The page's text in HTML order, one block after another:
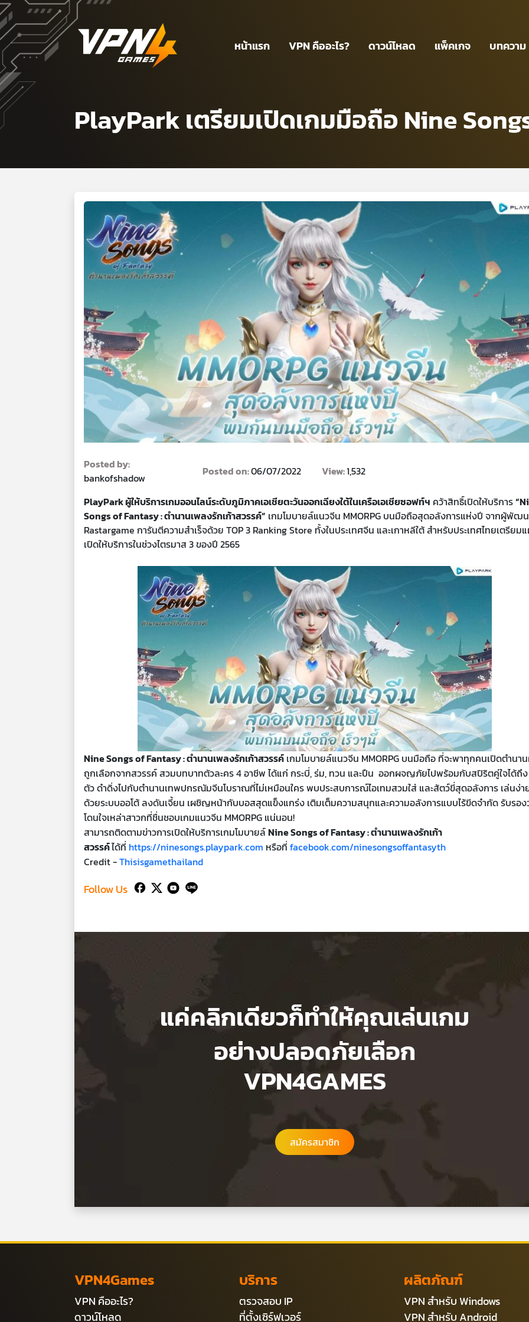
หน้าแรก VPN คืออะไร? ดาวน์โหลด แพ็คเกจ บทความ
PlayPark เตรียมเปิดเกมมือถือ Nine
Posted by:
bankofshadow
Posted on:06/07/2022 View:1,532
PlayPark ผู้ให้บริการเกมออนไลน์ระดับภูมิภาคเอเชียตะวันออกเฉียงใต้ในเครือเอเชียซอฟท์ฯ คว้าสิทธิ์เปิดให้บริการ
Songs of Fantasy : ตำนานเพลงรักเก้าสวรรค์” เกมโมบายล์แนวจีน MMORPG บนมือถือสุดอลังการแห่งปี จากผู้พัฒ
Rastargame การันตีความสำเร็จด้วย TOP 3 Ranking Store ทั้งในประเทศจีน และเกาหลีใต้ สำหรับประเทศไทยเตรียม
เปิดให้บริการในช่วงไตรมาส 3 ของปี 2565
Nine Songs of Fantasy : ตำนานเพลงรักเก้าสวรรค์ เกมโมบายล์แนวจีน MMORPG บนมือถือ ที่จะพาทุกคนเปิดตำนา
ถูกเลือกจากสวรรค์ สวมบทบาทตัวละคร 4 อาชีพ ได้แก่ กระบี่, ร่ม, ทวน และปืน ออกผจญภัยไปพร้อมกับสปิริตคู่ใจได้ถึ
ตัว ดำดิ่งไปกับตำนานเทพปกรณัมจีนโบราณที่ไม่เหมือนใคร พบประสบการณ์ไอเทมสวมใส่ และสัตว์ขี่สุดอลังการ เล่นง่า
ด้วยระบบออโต้ ลงดันเจี้ยน เผชิญหน้ากับบอสสุดแข็งแกร่ง เติมเต็มความสนุกและความอลังการแบบไร้ขีดจำกัด รับรอง
โดนใจเหล่าสาวกที่ชื่นชอบเกมแนวจีน MMORPG แน่นอน!
สามารถติดตามข่าวการเปิดให้บริการเกมโมบายล์Nine Songs of Fantasy : ตำนานเพลงรักเก้า
สวรรค์ได้ที่ https://ninesongs.playpark.com หรือที่ facebook.com/ninesongsoffantasyth
Credit -Thisisgamethailand
Follow Us
แค่คลิกเดียวก็ทำให้คุณเล่นเกม
อย่างปลอดภัยเลือก
VPN4GAMES
สมัครสมาชิก
VPN4Games
VPN คืออะไร?
ดาวน์โหลด
บริการ
ตรวจสอบ IP
ที่ตั้งเซิร์ฟเวอร์
ผลิตภัณฑ์
VPN สำหรับ Windows
VPN สำหรับ Android